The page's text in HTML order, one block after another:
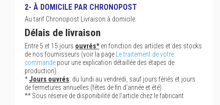
2- À DOMICILE PAR CHRONOPOST
Au tarif Chronopost Livraison à domicile.
Délais de livraison
Entre 5 et 15 jours ouvrés*en fonction des articles et des stocks
de nos fournisseurs (voir la page
Le traitement de votre
commande pour une explication détaillée des étapes de
production).
*Jours ouvrés: du lundi au vendredi, sauf jours fériés et jours
de fermetures annuelles (fêtes de fin d'année et été).
** Sous réserve de disponibilité de l'article chez le fabricant